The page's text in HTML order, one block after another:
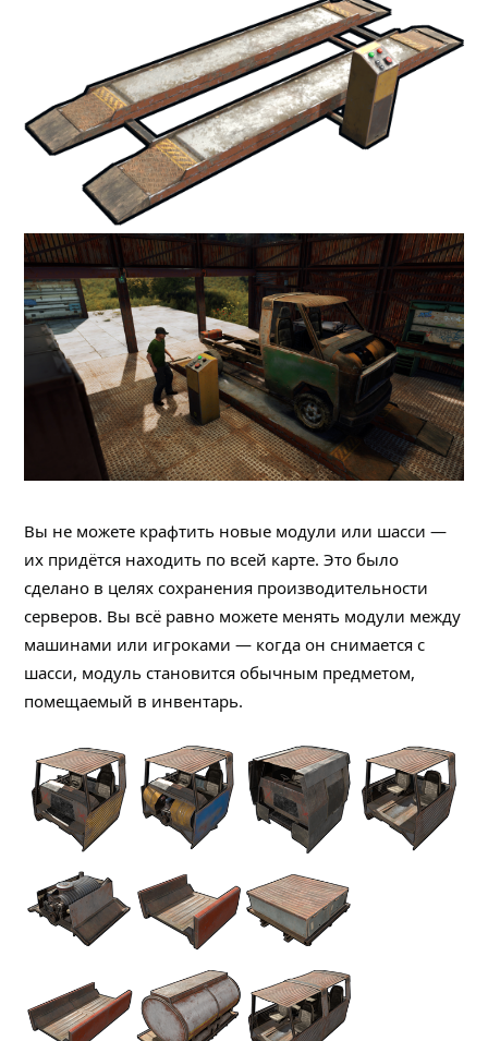
Вы не можете крафтить новые модули или шасси —
их придётся находить по всей карте. Это было
сделано в целях сохранения производительности
серверов. Вы всё равно можете менять модули между
машинами или игроками — когда он снимается с
шасси, модуль становится обычным предметом,
помещаемый в инвентарь.